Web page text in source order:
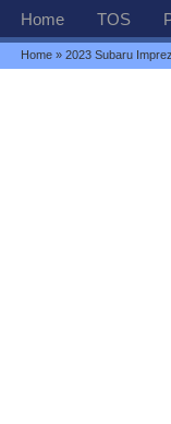
Home TOS
Home »2023 Subaru